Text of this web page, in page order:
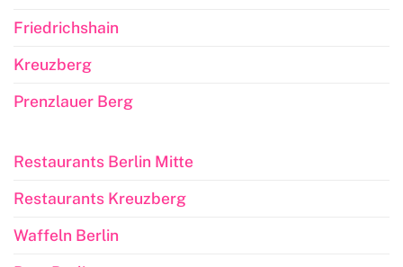
Friedrichshain
Kreuzberg
Prenzlauer Berg
Restaurants Berlin Mitte
Restaurants Kreuzberg
Waffeln Berlin